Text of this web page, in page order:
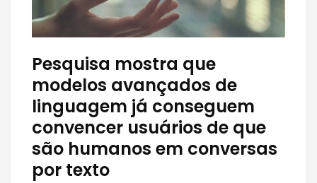
Pesquisa mostra que
modelos avançados de
linguagem já conseguem
convencer usuários de que
são humanos em conversas
por texto